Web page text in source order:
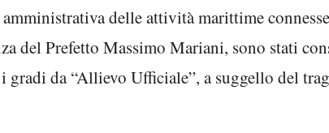
delle attività marittime
del Prefetto Massimo Mariani, sono stati
da “Allievo Ufficiale”, a suggello del